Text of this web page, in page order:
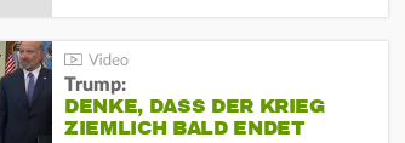
Trump:
DENKE, DASS DER KRIEG
ZIEMLICH BALD ENDET